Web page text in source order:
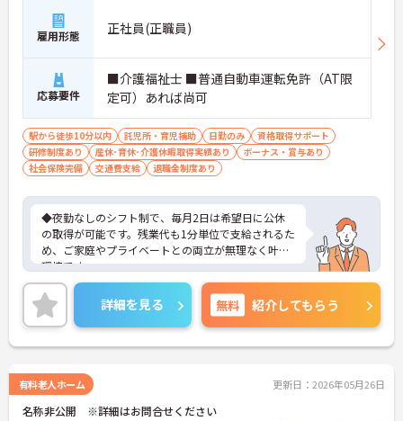
雇用形態 正社員(正職員)
応募要件
■介護福祉士 ■普通自動車運転免許（AT限
定可）あれば尚可
駅から徒歩10分以内 託児所・育児補助 日勤のみ
資格取得サポート
研修制度あり
産休･育休･介護休暇取得実績あり
ボーナス・賞与あり
社会保険完備
交通費支給 退職金制度あり
◆夜勤なしのシフト制で、毎月2日は希望日に公休
の取得が可能です。残業代も1分単位で支給されるた
め、ご家庭やプライベートとの両立が無理なく叶う
環境です。
◆賞与年2回に加え、食事補助手当の支給や手軽に
利用できる社員給食も完備。育休復帰時に最大10万
円が支給される「育児給付金プラス」など、ライフ
ステージが変化しても長く働きやすい制度が整って
います。
格の取得費用を最大10万円まで補助する制度をご用
意。働きながらのスキルアップやキャリアアップを
会社が全力でバックアップします。
詳細を見る 無料 紹介してもらう
有料老人ホーム 更新日：2026年05月26日
名称非公開 ※詳細はお問合せください